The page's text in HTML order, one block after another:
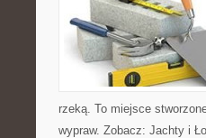
rzeką. To miejsce
wypraw. Zobacz: Jachty i